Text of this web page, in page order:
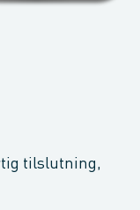
tilslutning,